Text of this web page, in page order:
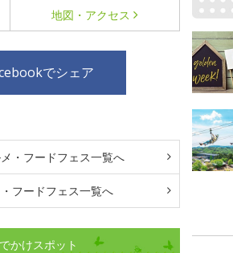
地図・アクセス
でシェア
・フードフェス一覧へ
フードフェス一覧へ
かけスポット